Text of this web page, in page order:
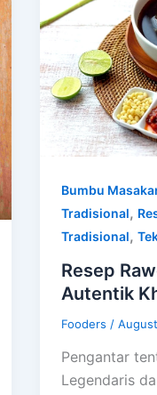
Bumbu
Tradisional,
Tradisional,
Resep
Autentik
Fooders /
Pengantar
Legendaris